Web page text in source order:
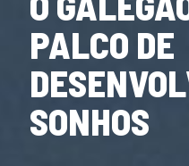
PALCO DE
SONHOS